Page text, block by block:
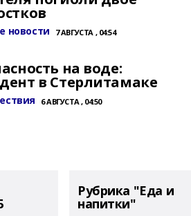
новости 7 АВГУСТА , 04:54
на воде:
в Стерлитамаке
6 АВГУСТА , 04:50
Рубрика "Еда и
напитки"